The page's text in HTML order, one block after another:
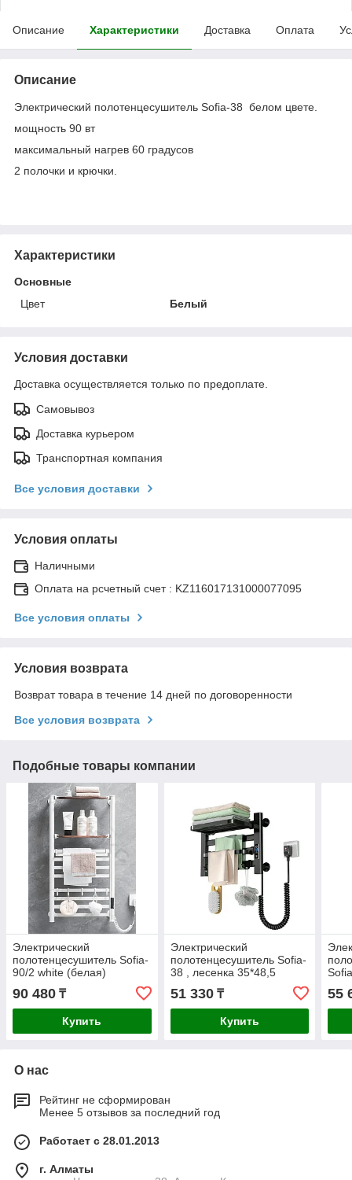
Описание Характеристики Доставка Оплата
Описание
Электрический полотенцесушитель Sofia-38 белом цвете.
мощность 90 вт
максимальный нагрев 60 градусов
2 полочки и крючки.
Характеристики
Основные
Цвет
Белый
Условия доставки
Доставка осуществляется только по предоплате.
Самовывоз
Доставка курьером
Транспортная компания
Все условия доставки
Условия оплаты
Наличными
Оплата на рсчетный счет : KZ116017131000077095
Все условия оплаты
Условия возврата
Возврат товара в течение 14 дней по договоренности
Все условия возврата
Подобные товары компании
Электрический
полотенцесушитель Sofia-
90/2 white (белая)
90 480 ₸
Купить
Электрический
полотенцесушитель Sofia-
38 , лесенка 35*48,5
см.Белый
51 330₸
Купить
55
О нас
Рейтинг не сформирован
Менее 5 отзывов за последний год
Работает с 28.01.2013
г. Алматы